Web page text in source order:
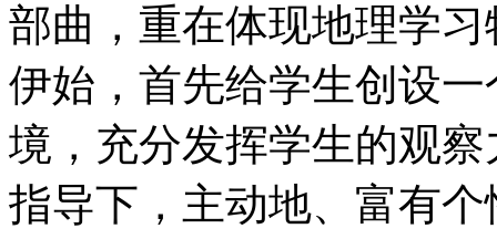
部曲，重在体现地理学
伊始，首先给学生创设
境，充分发挥学生的观
指导下，主动地、富有